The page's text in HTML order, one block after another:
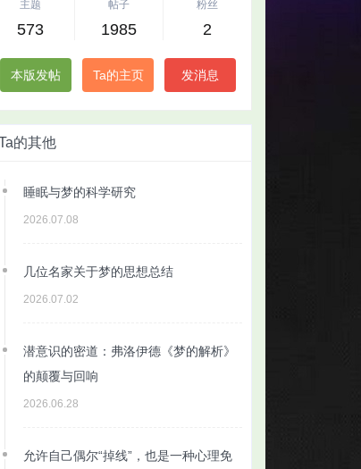
主题
573
帖子
1985
粉丝
2
本版发帖 Ta的主页 发消息
的其他
睡眠与梦的科学研究
2026.07.08
几位名家关于梦的思想总结
2026.07.02
潜意识的密道：弗洛伊德《梦的解析》
的颠覆与回响
2026.06.28
允许自己偶尔“掉线”，也是一种心理免